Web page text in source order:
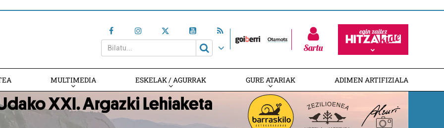
Sartu
MULTIMEDIA ESKELAK / AGURRAK GURE ATARIAK ADIMEN ARTIFIZIALA